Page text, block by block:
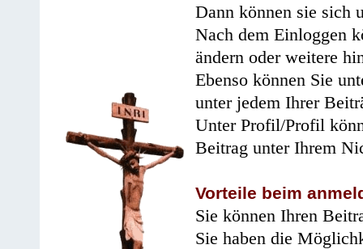
Dann können sie sich
Nach dem Einloggen
ändern oder weitere
Ebenso können Sie
unter jedem Ihrer
Unter Profil/Profil
Beitrag unter Ihrem
Vorteile beim
Sie können Ihren
Sie haben die